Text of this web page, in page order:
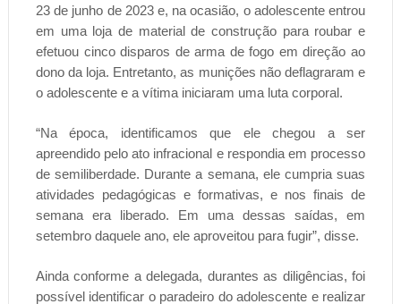
23 de junho de 2023 e, na ocasião, o adolescente entrou
em uma loja de material de construção para roubar e
efetuou cinco disparos de arma de fogo em direção ao
dono da loja. Entretanto, as munições não deflagraram e
o adolescente e a vítima iniciaram uma luta corporal.
“Na época, identificamos que ele chegou a ser
apreendido pelo ato infracional e respondia em processo
de semiliberdade. Durante a semana, ele cumpria suas
atividades pedagógicas e formativas, e nos finais de
semana era liberado. Em uma dessas saídas, em
setembro daquele ano, ele aproveitou para fugir”, disse.
Ainda conforme a delegada, durantes as diligências, foi
possível identificar o paradeiro do adolescente e realizar